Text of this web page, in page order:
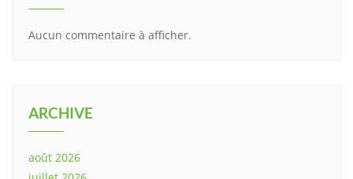
Aucun commentaire à afficher.
ARCHIVE
août 2026